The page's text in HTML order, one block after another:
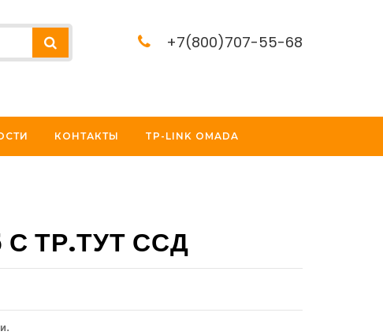
+7(800)707-55-68
КОНТАКТЫ TP-LINK OMADA
ТР.ТУТ ССД